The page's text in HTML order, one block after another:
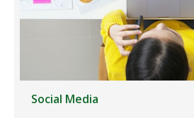
Social Media